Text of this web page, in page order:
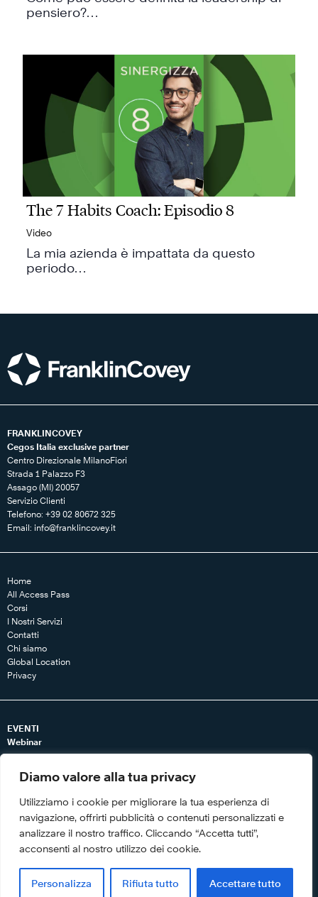
Diamo valore alla tua privacy
Utilizziamo i cookie per migliorare la tua esperienza di
navigazione, offrirti pubblicità o contenuti personalizzati e
analizzare il nostro traffico. Cliccando “Accetta tutti”,
acconsenti al nostro utilizzo dei cookie.
Personalizza Rifiuta tutto Accettare tutto
pensiero?…
The 7 Habits Coach: Episodio 8
Video
La mia azienda è impattata da questo
periodo…
FRANKLINCOVEY
Cegos Italia exclusive partner
Centro Direzionale MilanoFiori
Strada 1 Palazzo F3
Assago (MI) 20057
Servizio Clienti
Telefono: +39 02 80672 325
Email: info@franklincovey.it
Home
All Access Pass
Corsi
I Nostri Servizi
Contatti
Chi siamo
Global Location
Privacy
EVENTI
Webinar
Articoli
Tool
Video
Whitepaper
© Copyright 2018. Franklin Covey Co. All rights reserved.